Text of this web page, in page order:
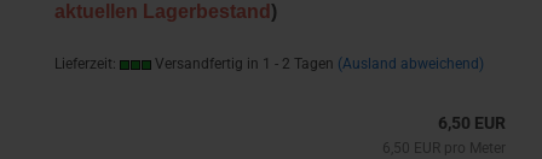
aktuellen Lagerbestand )
Lieferzeit: Versandfertig in 1 - 2 Tagen (Ausland abweichend)
6,50 EUR
6,50 EUR pro Meter